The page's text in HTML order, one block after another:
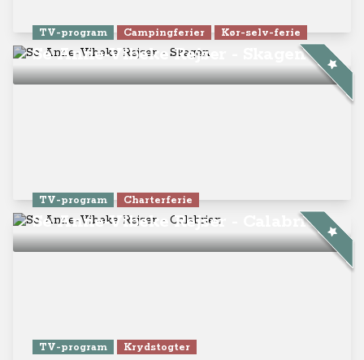
TV-program Campingferier Kør-selv-ferie
Se Anne-Vibeke Rejser - Skagen
TV-program Charterferie
Se Anne-Vibeke Rejser - Calabrien
TV-program Krydstogter